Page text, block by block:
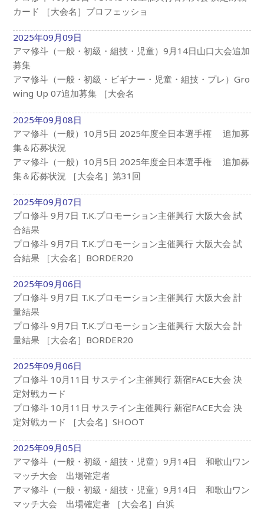
カード ［大会名］プロフェッショ
2025年09月09日
アマ修斗（一般・初級・組技・児童）9月14日山口大会追加
募集
アマ修斗（一般・初級・ビギナー・児童・組技・プレ）Gro
wing Up 07追加募集 ［大会名
2025年09月08日
アマ修斗（一般）10月5日 2025年度全日本選手権 追加募
集＆応募状況
アマ修斗（一般）10月5日 2025年度全日本選手権 追加募
集＆応募状況 ［大会名］第31回
2025年09月07日
プロ修斗 9月7日 T.K.プロモーション主催興行 大阪大会 試
合結果
プロ修斗 9月7日 T.K.プロモーション主催興行 大阪大会 試
合結果 ［大会名］BORDER20
2025年09月06日
プロ修斗 9月7日 T.K.プロモーション主催興行 大阪大会 計
量結果
プロ修斗 9月7日 T.K.プロモーション主催興行 大阪大会 計
量結果 ［大会名］BORDER20
2025年09月06日
プロ修斗 10月11日 サステイン主催興行 新宿FACE大会 決
定対戦カード
プロ修斗 10月11日 サステイン主催興行 新宿FACE大会 決
定対戦カード ［大会名］SHOOT
2025年09月05日
アマ修斗（一般・初級・組技・児童）9月14日 和歌山ワン
マッチ大会 出場確定者
アマ修斗（一般・初級・組技・児童）9月14日 和歌山ワン
マッチ大会 出場確定者 ［大会名］白浜